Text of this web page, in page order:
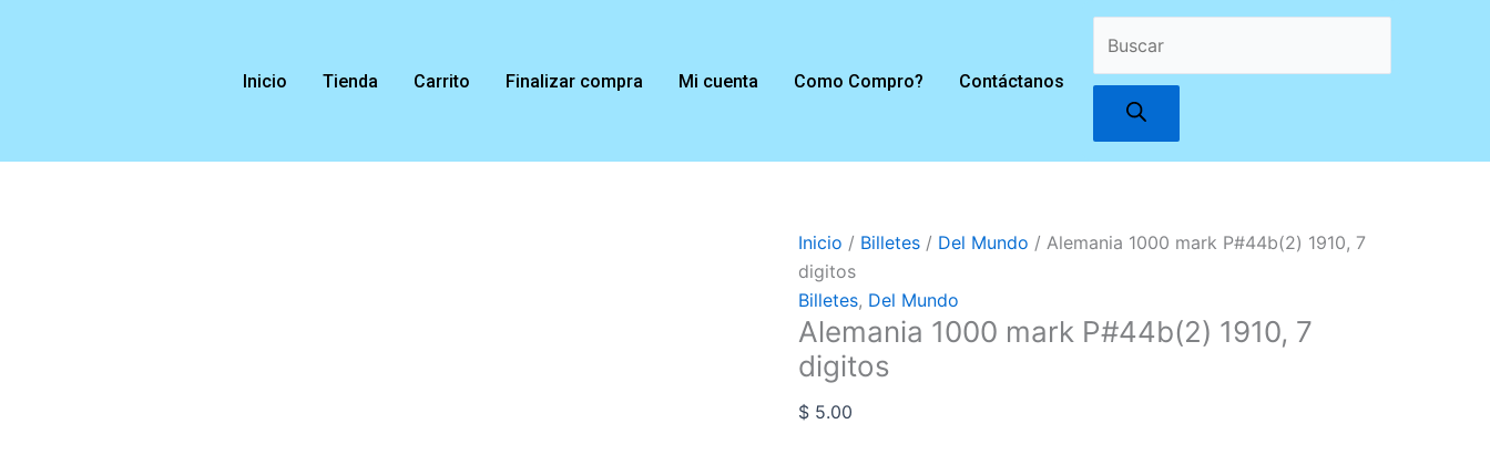
Inicio Tienda Carrito Finalizar compra Mi cuenta Como Compro? Contáctanos
Búsqueda
Inicio / Billetes / Del Mundo / Alemania 1000 mark P#44b(2) 1910, 7
digitos
Billetes, Del Mundo
Alemania 1000 mark P#44b(2) 1910, 7
digitos
$ 5.00
mark
7